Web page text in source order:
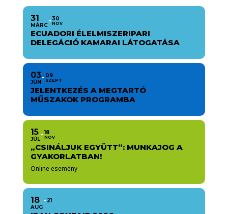
31
MÁRC
30
NOV
ECUADORI ÉLELMISZERIPARI
DELEGÁCIÓ KAMARAI LÁTOGATÁSA
03
JÚN
09
SZEPT
JELENTKEZÉS A MEGTARTÓ
MŰSZAKOK PROGRAMBA
15
JÚL
18
NOV
„CSINÁLJUK EGYÜTT”: MUNKAJOG A
GYAKORLATBAN!
Online esemény
18
AUG
21